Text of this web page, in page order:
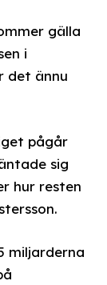
gälla
i
det ännu
pågår
sig
hur resten
miljarderna